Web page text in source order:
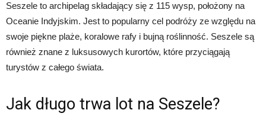
Seszele to archipelag składający się z 115 wysp, położony na
Oceanie Indyjskim. Jest to popularny cel podróży ze względu na
swoje piękne plaże, koralowe rafy i bujną roślinność. Seszele są
również znane z luksusowych kurortów, które przyciągają
turystów z całego świata.
Jak długo trwa lot na Seszele?